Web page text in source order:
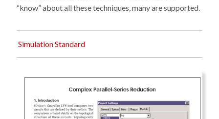
“know” about all these techniques, many are supported.
Simulation Standard